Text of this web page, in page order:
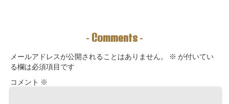
ーチングできま
九星別・金運ブ
ロックを外す開
- Comments -
メールアドレスが公開されることはありません。 ※ が付いてい
る欄は必須項目です
コメント ※